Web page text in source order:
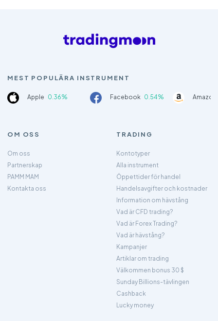
MEST POPULÄRA INSTRUMENT
Apple 0.36% Facebook 0.54%
OM OSS
Om oss
Partnerskap
PAMM MAM
Kontakta oss
TRADING
Kontotyper
Alla instrument
Öppettider för handel
Handelsavgifter och kostnader
Information om hävstång
Vad är CFD trading?
Vad är Forex Trading?
Vad är hävstång?
Kampanjer
Artiklar om trading
Välkommen bonus 30 $
Sunday Billions-tävlingen
Cashback
Lucky money